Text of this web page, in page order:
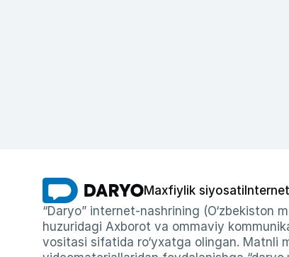
Maxfiylik siyosati
“Daryo” internet-nashrining (O‘zbekiston
huzuridagi Axborot va ommaviy
vositasi sifatida ro‘yxatga olingan. Matnli